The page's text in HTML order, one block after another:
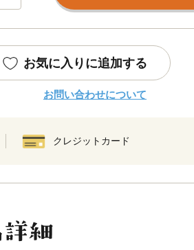
お気に入りに追加する
お問い合わせについて
クレジットカード